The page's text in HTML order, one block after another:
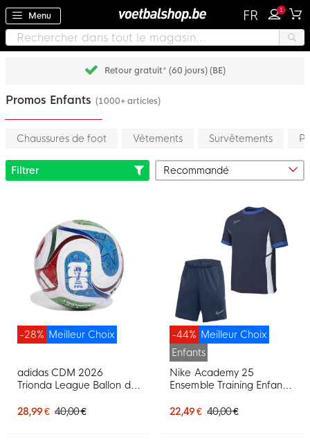
Menu FR 1
Payez plus tard avec Klarna
Promos Enfants (1000+ articles)
Chaussures de foot Vêtements Survêtements
Filtrer
Meilleur Choix
-28%
adidas CDM 2026
Trionda League Ballon de
Vert
28,99 € 40,00 €
Meilleur Choix
-44%
Enfants
Nike Academy 25
Ensemble Training Enfants
22,49 € 40,00 €